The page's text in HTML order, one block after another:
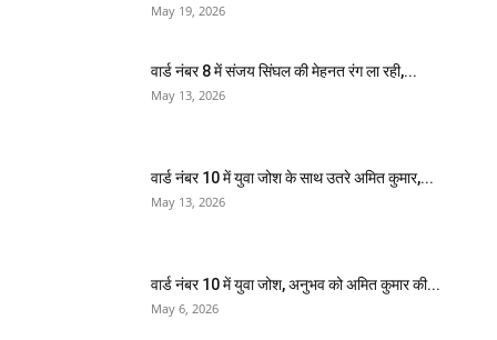
May 19, 2026
वार्ड नंबर 8 में संजय सिंघल की मेहनत रंग ला रही,...
May 13, 2026
वार्ड नंबर 10 में युवा जोश के साथ उतरे अमित कुमार,...
May 13, 2026
वार्ड नंबर 10 में युवा जोश, अनुभव को अमित कुमार की...
May 6, 2026